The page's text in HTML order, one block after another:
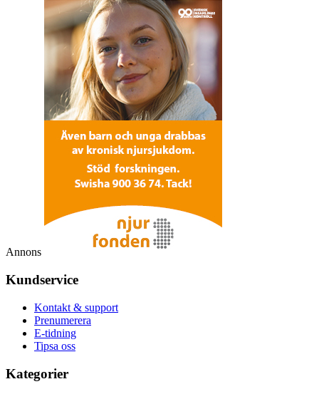
Annons
Kundservice
Kontakt & support
Prenumerera
E-tidning
Tipsa oss
Kategorier